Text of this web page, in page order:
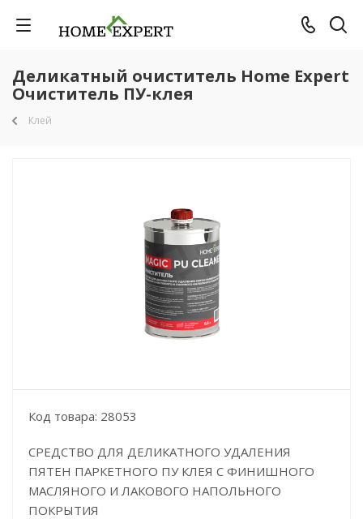
Деликатный очиститель Home Expert
Очиститель ПУ-клея
Клей
Код товара: 28053
СРЕДСТВО ДЛЯ ДЕЛИКАТНОГО УДАЛЕНИЯ
ПЯТЕН ПАРКЕТНОГО ПУ КЛЕЯ С ФИНИШНОГО
МАСЛЯНОГО И ЛАКОВОГО НАПОЛЬНОГО
ПОКРЫТИЯ